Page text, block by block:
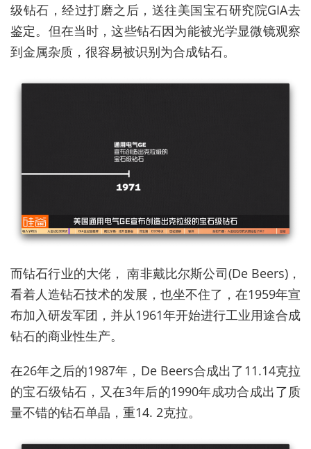
级钻石，经过打磨之后，送往美国宝石研究院GIA去
鉴定。但在当时，这些钻石因为能被光学显微镜观察
到金属杂质，很容易被识别为合成钻石。
而钻石行业的大佬， 南非戴比尔斯公司(De Beers)，
看着人造钻石技术的发展，也坐不住了，在1959年宣
布加入研发军团，并从1961年开始进行工业用途合成
钻石的商业性生产。
在26年之后的1987年，De Beers合成出了11.14克拉
的宝石级钻石，又在3年后的1990年成功合成出了质
量不错的钻石单晶，重14. 2克拉。